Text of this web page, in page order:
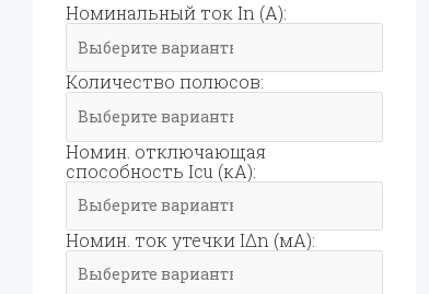
Номинальный ток In (А):
Количество полюсов:
Номин. отключающая
способность Icu (кА):
Номин. ток утечки IΔn (мА):